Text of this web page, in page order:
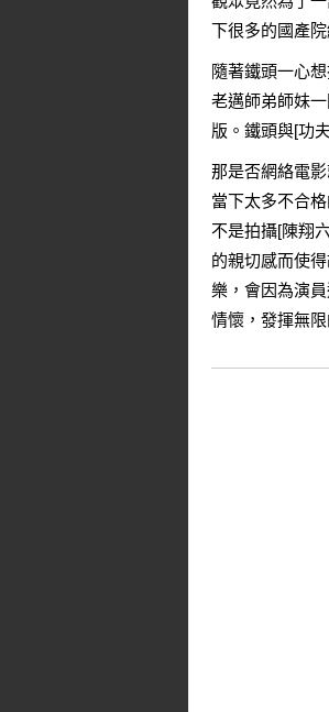
下很多的國產
隨著鐵頭一心
老邁師弟師妹
版。鐵頭與[功
那是否網絡電
當下太多不合
不是拍攝[陳翔
的親切感而使
樂，會因為演
情懷，發揮無限